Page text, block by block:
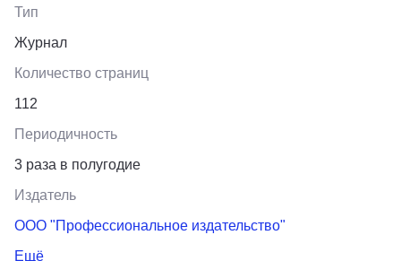
Тип
Журнал
Количество страниц
112
Периодичность
3 раза в полугодие
Издатель
ООО "Профессиональное издательство"
Ещё